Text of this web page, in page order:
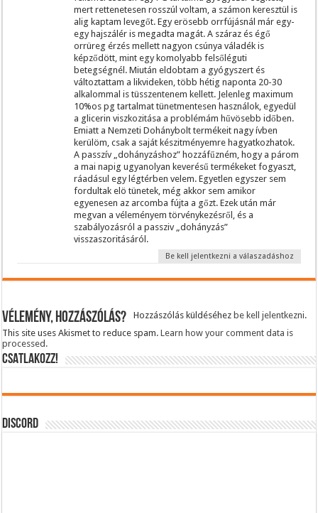
mert rettenetesen rosszúl voltam, a számon keresztül is
alig kaptam levegőt. Egy erösebb orrfújásnál már egy-
egy hajszálér is megadta magát. A száraz és égő
orrüreg érzés mellett nagyon csúnya váladék is
képződött, mint egy komolyabb felsőléguti
betegségnél. Miután eldobtam a gyógyszert és
változtattam a likvideken, több hétig naponta 20-30
alkalommal is tüsszentenem kellett. Jelenleg maximum
10%os pg tartalmat tünetmentesen használok, egyedül
a glicerin viszkozitása a problémám hűvösebb időben.
Emiatt a Nemzeti Dohánybolt termékeit nagy ívben
kerülöm, csak a saját készitményemre hagyatkozhatok.
A passzív „dohányzáshoz” hozzáfűzném, hogy a párom
a mai napig ugyanolyan keverésű termékeket fogyaszt,
ráadásul egy légtérben velem. Egyetlen egyszer sem
fordultak elö tünetek, még akkor sem amikor
egyenesen az arcomba fújta a gőzt. Ezek után már
megvan a véleményem törvénykezésről, és a
szabályozásról a passziv „dohányzás”
visszaszoritásáról.
Be kell jelentkezni a válaszadáshoz
Vélemény, hozzászólás? Hozzászólás küldéséhez be kell jelentkezni.
This site uses Akismet to reduce spam.Learn how your comment data is
processed.
CSATLAKOZZ!
DISCORD